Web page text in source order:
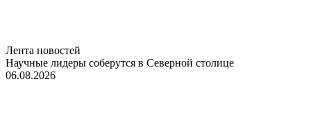
Лента новостей
Научные лидеры соберутся в Северной столице
06.08.2026